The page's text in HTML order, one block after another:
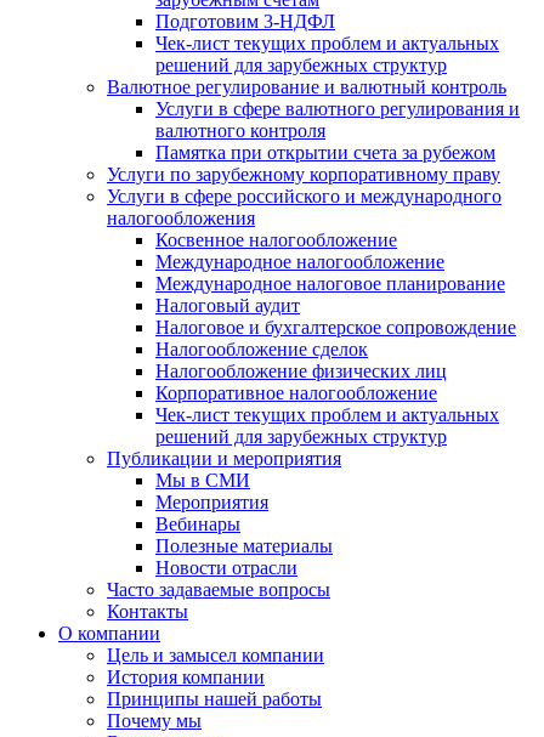
Подготовим 3-НДФЛ
Чек-лист текущих проблем и актуальных
решений для зарубежных структур
Валютное регулирование и валютный контроль
Услуги в сфере валютного регулирования и
валютного контроля
Памятка при открытии счета за рубежом
Услуги по зарубежному корпоративному праву
Услуги в сфере российского и международного
налогообложения
Косвенное налогообложение
Международное налогообложение
Международное налоговое планирование
Налоговый аудит
Налоговое и бухгалтерское сопровождение
Налогообложение сделок
Налогообложение физических лиц
Корпоративное налогообложение
Чек-лист текущих проблем и актуальных
решений для зарубежных структур
Публикации и мероприятия
Мы в СМИ
Мероприятия
Вебинары
Полезные материалы
Новости отрасли
Часто задаваемые вопросы
Контакты
О компании
Цель и замысел компании
История компании
Принципы нашей работы
Почему мы